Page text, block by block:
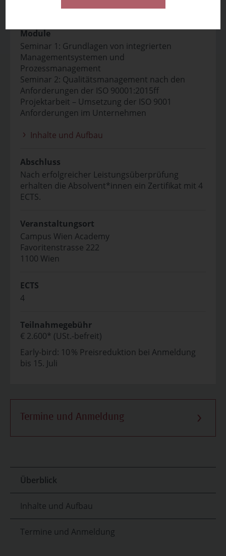
Lieferant*innenaudits durchführen.
Module
Seminar 1: Grundlagen von integrierten
Managementsystemen und
Prozessmanagement
Seminar 2: Qualitätsmanagement nach den
Anforderungen der ISO 90001:2015ff
Projektarbeit – Umsetzung der ISO 9001
Anforderungen im Unternehmen
Inhalte und Aufbau
Abschluss
Nach erfolgreicher Leistungsüberprüfung
erhalten die Absolvent*innen ein Zertifikat mit 4
ECTS.
Veranstaltungsort
Campus Wien Academy
Favoritenstrasse 222
1100 Wien
ECTS
4
Teilnahmegebühr
€ 2.600* (USt.-befreit)
Early-bird: 10 % Preisreduktion bei Anmeldung
bis 15. Juli
Termine und Anmeldung
Überblick
Inhalte und Aufbau
Termine und Anmeldung